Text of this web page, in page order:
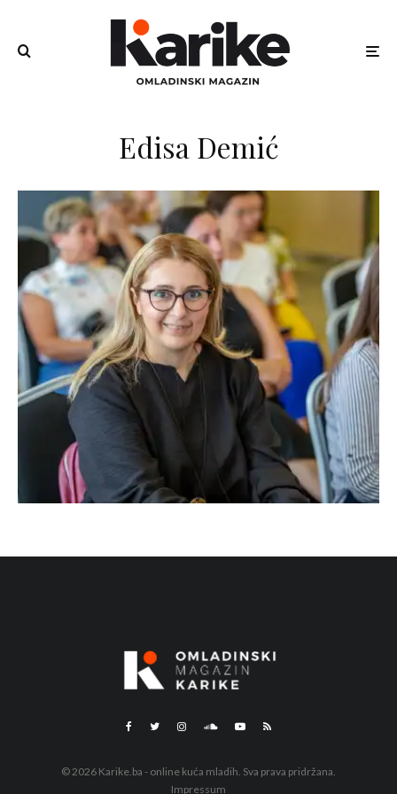
Edisa Demić
© 2026 Karike.ba - online kuća mladih. Sva prava pridržana.
Impressum